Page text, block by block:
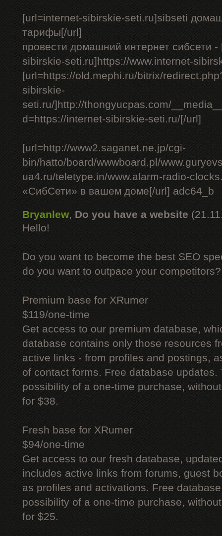
[url=internet-sibirskie-seti.ru]sibseti
тарифы[/url]
провести домашний интернет сибсети
sibirskie-seti.ru]https://www.internet-
[url=https://old.mephi.ru/bitrix/
sibirskie-
seti.ru/]http://thongyucpas.com/
d=https://internet-sibirskie-seti.ru/[/url]
[url=http://www2.saganet.ne.jp/cgi-
bin/hatto/board/wwwboard.pl/
ua4.ru/teletype.in/www.alarm-radio-
«СибСети» в вашем доме[/url] adc64_b
Bryanlew, Do you have a website
Hello!
Do you want to become the best SEO
do you want to outpace your competitors?
Premium base for XRumer
$119/one-time
Get access to our premium database,
database contains only those resources
active links - from profiles and postings,
of contact forms. Free database updates.
possibility of a one-time purchase,
for $38.
Fresh base for XRumer
$94/one-time
Get access to our fresh database,
includes active links from forums, guest
as profiles and activations. Free
possibility of a one-time purchase,
for $25.